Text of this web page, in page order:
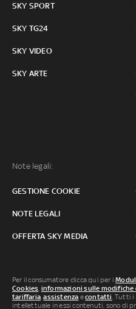
SKY SPORT
SKY TG24
SKY VIDEO
SKY ARTE
Note legali:
GESTIONE COOKIE
NOTE LEGALI
OFFERTA SKY MEDIA
Per il consumatore clicca qui per i
Cookies informazioni sulle
tariffaria ,assistenza econtatti . Tutti
intellettuale in essi contenuti, sono di